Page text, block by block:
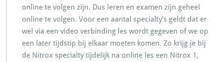
online te volgen zijn. Dus leren en examen zijn geheel
online te volgen. Voor een aantal specialty’s geldt dat er
wel via een video verbinding les wordt gegeven of we op
een later tijdstip bij elkaar moeten komen. Zo krijg je bij
de Nitrox specialty tijdelijk na online les een Nitrox 1,